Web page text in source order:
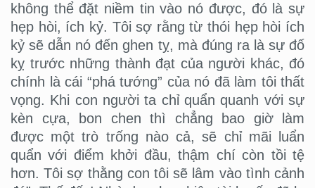
không thể đặt niềm tin vào nó được, đó là sự
hẹp hòi, ích kỷ. Tôi sợ rằng từ thói hẹp hòi ích
kỷ sẽ dẫn nó đến ghen tỵ, mà đúng ra là sự đố
kỵ trước những thành đạt của người khác, đó
chính là cái “phá tướng” của nó đã làm tôi thất
vọng. Khi con người ta chỉ quẩn quanh với sự
kèn cựa, bon chen thì chẳng bao giờ làm
được một trò trống nào cả, sẽ chỉ mãi luẩn
quẩn với điểm khởi đầu, thậm chí còn tồi tệ
hơn. Tôi sợ thằng con tôi sẽ lâm vào tình cảnh